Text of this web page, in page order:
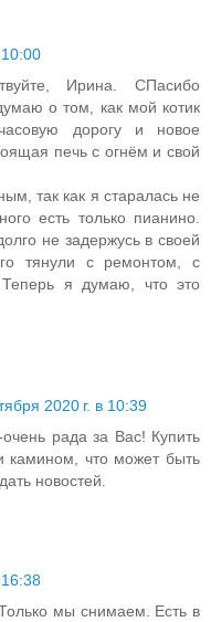
10:00
Ирина. СПасибо
о том, как мой котик
дорогу и новое
печь с огнём и свой
так как я старалась не
есть только пианино.
не задержусь в своей
тянули с ремонтом, с
Теперь я думаю, что это
2020 г. в 10:39
рада за Вас! Купить
камином, что может быть
новостей.
мы снимаем. Есть в